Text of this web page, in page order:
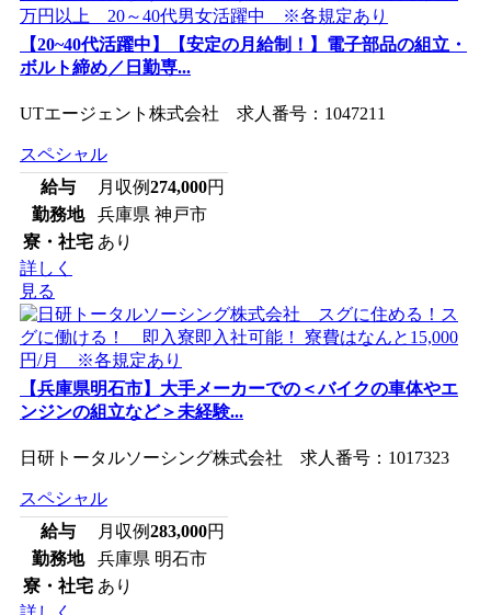
【20~40代活躍中】【安定の月給制！】電子部品の組立・
ボルト締め／日勤専...
UTエージェント株式会社 求人番号：1047211
スペシャル
給与
月収例274,000円
勤務地
兵庫県 神戸市
寮・社宅 あり
詳しく
見る
【兵庫県明石市】大手メーカーでの＜バイクの車体やエ
ンジンの組立など＞未経験...
日研トータルソーシング株式会社 求人番号：1017323
スペシャル
給与
月収例283,000円
勤務地
兵庫県 明石市
寮・社宅 あり